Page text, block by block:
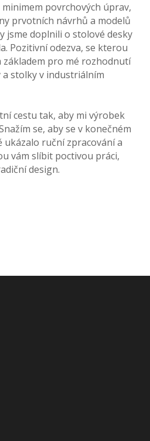
povrchových úprav,
prvotních návrhů a modelů
jsme doplnili o stolové desky
Pozitivní odezva, se kterou
základem pro mé rozhodnutí
stolky v industriálním
cestu tak, aby mi výrobek
se, aby se v konečném
ukázalo ruční zpracování a
vám slíbit poctivou práci,
design.